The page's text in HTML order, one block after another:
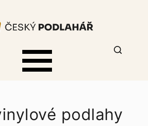
podlahy